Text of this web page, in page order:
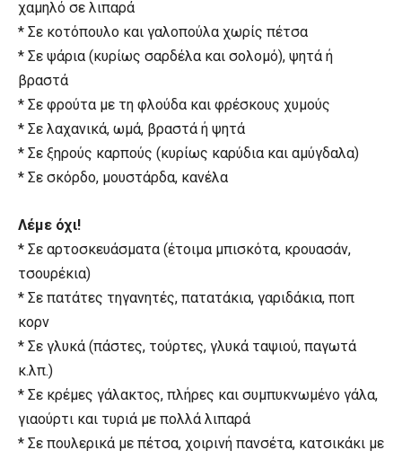
χαμηλό σε λιπαρά
* Σε κοτόπουλο και γαλοπούλα χωρίς πέτσα
* Σε ψάρια (κυρίως σαρδέλα και σολομό), ψητά ή
βραστά
* Σε φρούτα με τη φλούδα και φρέσκους χυμούς
* Σε λαχανικά, ωμά, βραστά ή ψητά
* Σε ξηρούς καρπούς (κυρίως καρύδια και αμύγδαλα)
* Σε σκόρδο, μουστάρδα, κανέλα
Λέμε όχι!
* Σε αρτοσκευάσματα (έτοιμα μπισκότα, κρουασάν,
τσουρέκια)
* Σε πατάτες τηγανητές, πατατάκια, γαριδάκια, ποπ
κορν
* Σε γλυκά (πάστες, τούρτες, γλυκά ταψιού, παγωτά
κ.λπ.)
* Σε κρέμες γάλακτος, πλήρες και συμπυκνωμένο γάλα,
γιαούρτι και τυριά με πολλά λιπαρά
* Σε πουλερικά με πέτσα, χοιρινή πανσέτα, κατσικάκι με